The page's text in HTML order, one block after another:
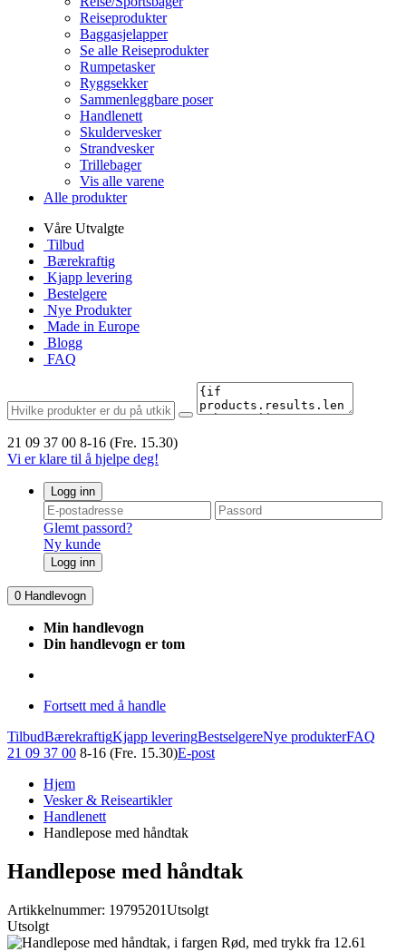
Reiseprodukter
Baggasjelapper
Se alle Reiseprodukter
Rumpetasker
Ryggsekker
Sammenleggbare poser
Handlenett
Skuldervesker
Strandvesker
Trillebager
Vis alle varene
Alle produkter
Våre Utvalgte
Tilbud
Bærekraftig
Kjapp levering
Bestelgere
Nye Produkter
Made in Europe
Blogg
FAQ
21 09 37 00 8-16 (Fre. 15.30)
Vi er klare til å hjelpe deg!
Logg inn
Glemt passord?
Ny kunde
Logg inn
0 Handlevogn
Min handlevogn
Din handlevogn er tom
Fortsett med å handle
TilbudBærekraftigKjapp leveringBestselgereNye produkterFAQ
21 09 37 00 8-16 (Fre. 15.30)E-post
Hjem
Vesker & Reiseartikler
Handlenett
Handlepose med håndtak
Handlepose med håndtak
Artikkelnummer: 19795201Utsolgt
Utsolgt